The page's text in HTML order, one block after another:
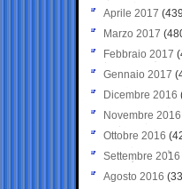
Aprile 2017
Marzo 2017
Febbraio 2017
Gennaio 2017
Dicembre 2016
Novembre 2016
Ottobre 2016
Settembre 2016
Agosto 2016